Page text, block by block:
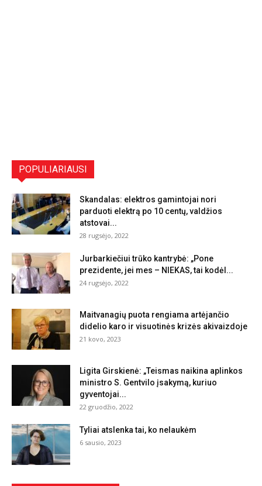
POPULIARIAUSI
Skandalas: elektros gamintojai nori
parduoti elektrą po 10 centų, valdžios
atstovai...
28 rugsėjo, 2022
Jurbarkiečiui trūko kantrybė: „Pone
prezidente, jei mes – NIEKAS, tai kodėl...
24 rugsėjo, 2022
Maitvanagių puota rengiama artėjančio
didelio karo ir visuotinės krizės akivaizdoje
21 kovo, 2023
Ligita Girskienė: „Teismas naikina aplinkos
ministro S. Gentvilo įsakymą, kuriuo
gyventojai...
22 gruodžio, 2022
Tyliai atslenka tai, ko nelaukėm
6 sausio, 2023